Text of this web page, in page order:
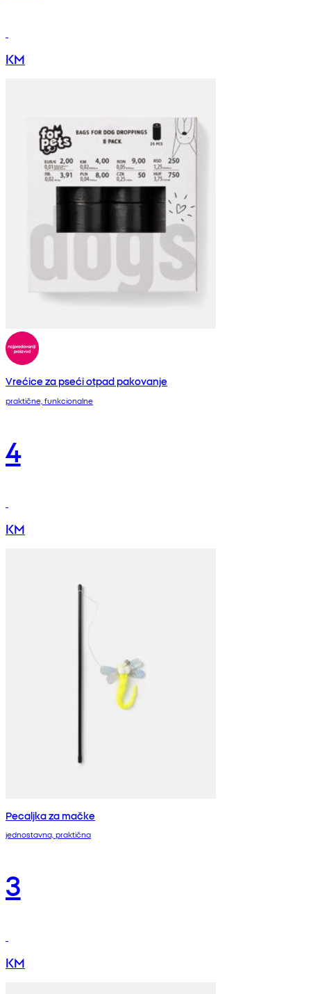
KM
Vrećice za pseći otpad pakovanje
praktične, funkcionalne
4
KM
Pecaljka za mačke
jednostavna, praktična
3
KM